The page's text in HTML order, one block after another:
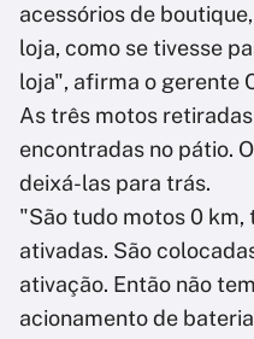
acessórios de
loja, como se tivesse
loja", afirma o gerente
As três motos
encontradas no pátio.
deixá-las para trás.
"São tudo motos 0 km,
ativadas. São
ativação. Então não
acionamento de